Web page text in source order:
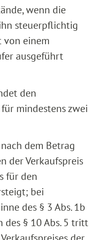
wenn die
steuerpflichtig
einem
ausgeführt
den
mindestens zwei
dem Betrag
der Verkaufspreis
für den
bei
des § 3 Abs. 1b
des § 10 Abs. 5 tritt